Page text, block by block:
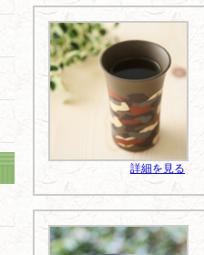
詳細を見る